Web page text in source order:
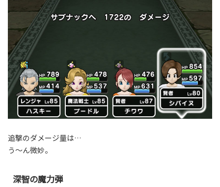
追撃のダメージ量は…
う～ん微妙。
深智の魔力弾